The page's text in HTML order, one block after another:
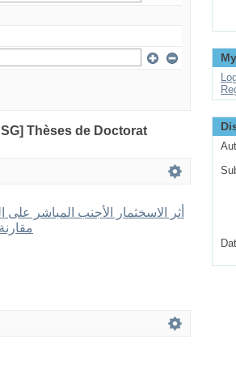
Thèses de Doctorat
أثر الاسخثمار الأجنب المباشر
مقارنة